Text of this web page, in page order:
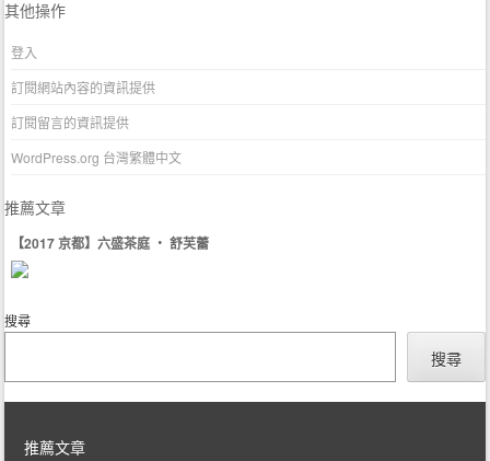
其他操作
登入
訂閱網站內容的資訊提供
訂閱留言的資訊提供
WordPress.org 台灣繁體中文
推薦文章
【2017 京都】六盛茶庭 ‧ 舒芙蕾
搜尋
搜尋
推薦文章